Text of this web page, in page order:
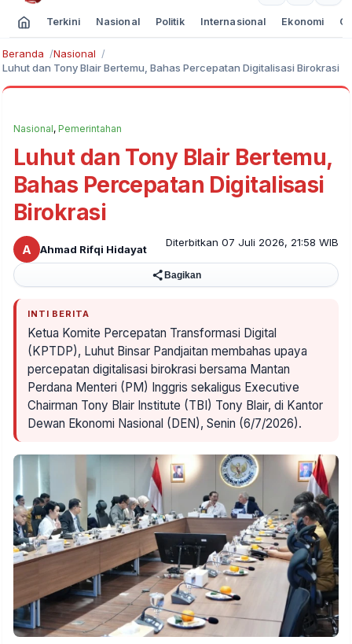
Terkini Nasional Politik Internasional Ekonomi
Beranda
Nasional
Luhut dan Tony Blair Bertemu, Bahas Percepatan Digitalisasi Birokrasi
Nasional, Pemerintahan
Luhut dan Tony Blair Bertemu,
Bahas Percepatan Digitalisasi
Birokrasi
A Ahmad Rifqi Hidayat
Diterbitkan 07 Juli 2026, 21:58 WIB
Bagikan
INTI BERITA
Ketua Komite Percepatan Transformasi Digital
(KPTDP), Luhut Binsar Pandjaitan membahas upaya
percepatan digitalisasi birokrasi bersama Mantan
Perdana Menteri (PM) Inggris sekaligus Executive
Chairman Tony Blair Institute (TBI) Tony Blair, di Kantor
Dewan Ekonomi Nasional (DEN), Senin (6/7/2026).